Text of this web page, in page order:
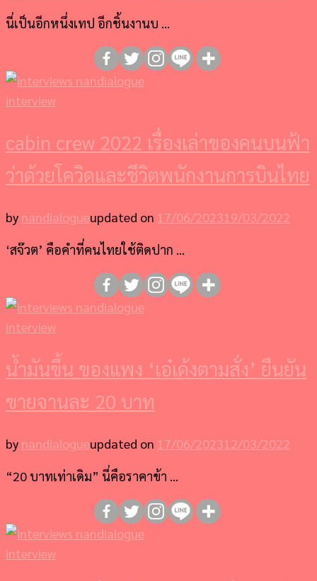
นี่เป็นอีกหนึ่งเทป อีกชิ้นงานบ …
interview
cabin crew 2022 เรื่องเล่าของคนบนฟ้า
ว่าด้วยโควิดและชีวิตพนักงานการบินไทย
by nandialogueupdated on 17/06/202319/03/2022
‘สจ๊วต’ คือคำที่คนไทยใช้ติดปาก …
interview
น้ำมันขึ้น ของแพง ‘เอ๋เด้งตามสั่ง’ ยืนยัน
ขายจานละ 20 บาท
by nandialogueupdated on 17/06/202312/03/2022
“20 บาทเท่าเดิม” นี่คือราคาข้า …
interview